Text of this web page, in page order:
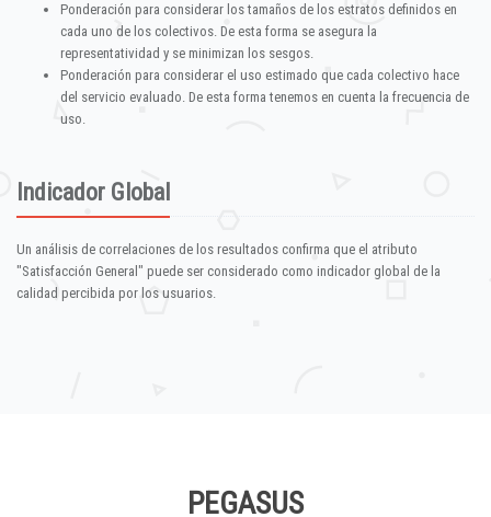
Ponderación para considerar los tamaños de los estratos definidos en
cada uno de los colectivos. De esta forma se asegura la
representatividad y se minimizan los sesgos.
Ponderación para considerar el uso estimado que cada colectivo hace
del servicio evaluado. De esta forma tenemos en cuenta la frecuencia de
uso.
Indicador Global
Un análisis de correlaciones de los resultados confirma que el atributo
"Satisfacción General" puede ser considerado como indicador global de la
calidad percibida por los usuarios.
PEGASUS